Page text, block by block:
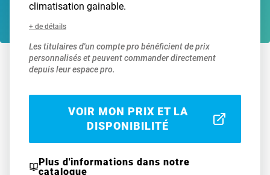
climatisation gainable.
+ de détails
Les titulaires d'un compte pro bénéficient de prix
personnalisés et peuvent commander directement
depuis leur espace pro.
VOIR MON PRIX ET LA
DISPONIBILITÉ
Plus d'informations dans notre
catalogue